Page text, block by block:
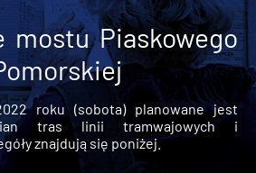
mostu Piaskowego
roku (sobota) planowane jest
tras linii tramwajowych i
znajdują się poniżej.